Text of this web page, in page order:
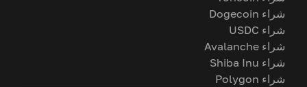
شراء Dogecoin
شراء USDC
شراء Avalanche
شراء Shiba Inu
شراء Polygon